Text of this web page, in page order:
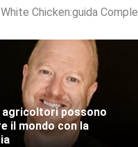
Completa Alla Razza E Alla Cura
agricoltori possono
il mondo con la